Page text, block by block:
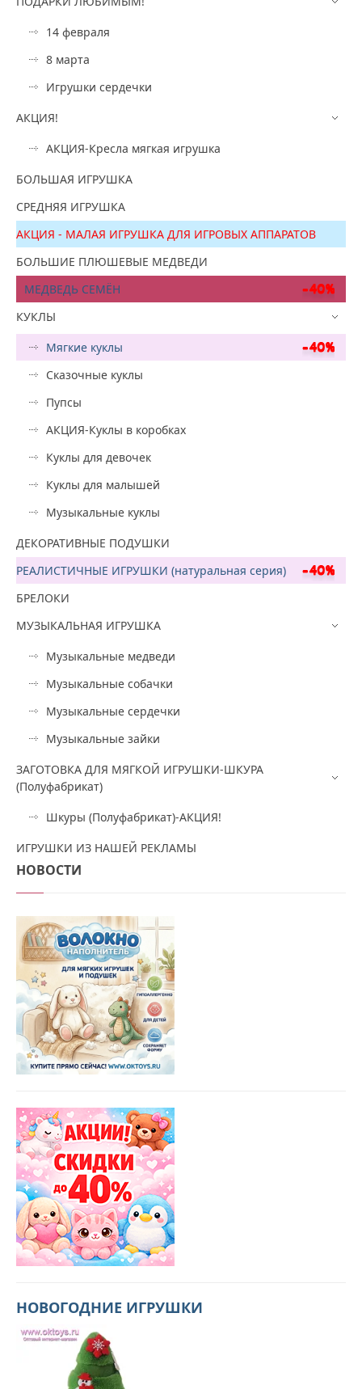
14 февраля
8 марта
Игрушки сердечки
АКЦИЯ!
АКЦИЯ-Кресла мягкая игрушка
БОЛЬШАЯ ИГРУШКА
СРЕДНЯЯ ИГРУШКА
АКЦИЯ - МАЛАЯ ИГРУШКА ДЛЯ ИГРОВЫХ АППАРАТОВ
БОЛЬШИЕ ПЛЮШЕВЫЕ МЕДВЕДИ
МЕДВЕДЬ СЕМЁН
КУКЛЫ
Мягкие куклы
Сказочные куклы
Пупсы
АКЦИЯ-Куклы в коробках
Куклы для девочек
Куклы для малышей
Музыкальные куклы
ДЕКОРАТИВНЫЕ ПОДУШКИ
РЕАЛИСТИЧНЫЕ ИГРУШКИ (натуральная серия)
БРЕЛОКИ
МУЗЫКАЛЬНАЯ ИГРУШКА
Музыкальные медведи
Музыкальные собачки
Музыкальные сердечки
Музыкальные зайки
ЗАГОТОВКА ДЛЯ МЯГКОЙ ИГРУШКИ-ШКУРА
(Полуфабрикат)
Шкуры (Полуфабрикат)-АКЦИЯ!
ИГРУШКИ ИЗ НАШЕЙ РЕКЛАМЫ
НОВОСТИ
НОВОГОДНИЕ ИГРУШКИ